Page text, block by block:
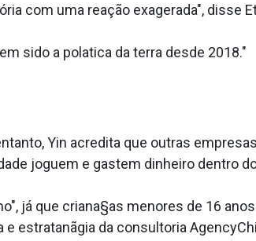
com uma reação exagerada", disse
sido a pola­tica da terra desde 2018."
Yin acredita que outras
joguem e gastem dinheiro dentro
já que criana§as menores de 16
estratanãgia da consultoria